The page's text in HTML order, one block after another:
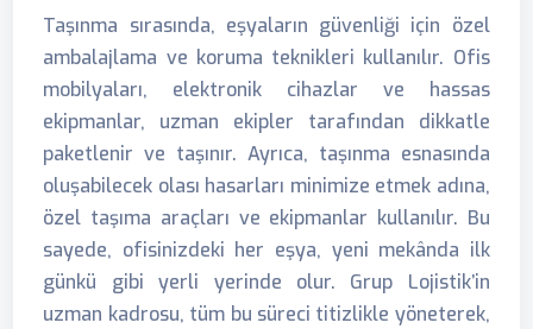
Taşınma sırasında, eşyaların güvenliği için özel
ambalajlama ve koruma teknikleri kullanılır. Ofis
mobilyaları, elektronik cihazlar ve hassas
ekipmanlar, uzman ekipler tarafından dikkatle
paketlenir ve taşınır. Ayrıca, taşınma esnasında
oluşabilecek olası hasarları minimize etmek adına,
özel taşıma araçları ve ekipmanlar kullanılır. Bu
sayede, ofisinizdeki her eşya, yeni mekânda ilk
günkü gibi yerli yerinde olur. Grup Lojistik’in
uzman kadrosu, tüm bu süreci titizlikle yöneterek,